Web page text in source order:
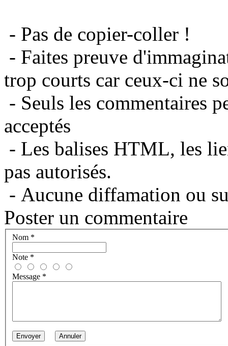
- Pas de copier-coller !
- Faites preuve
trop courts car ceux-ci ne
- Seuls les commentaires
acceptés
- Les balises HTML, les
pas autorisés.
- Aucune diffamation ou
Poster un commentaire
Nom *
Note *
Message *